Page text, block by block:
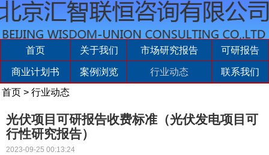
首页 关于我们 市场研究报告 可研报告
商业计划书 案例浏览 行业动态
联系我们
首页 > 行业动态
光伏项目可研报告收费标准（光伏发电项目可
行性研究报告）
2023-09-25 00:13:24